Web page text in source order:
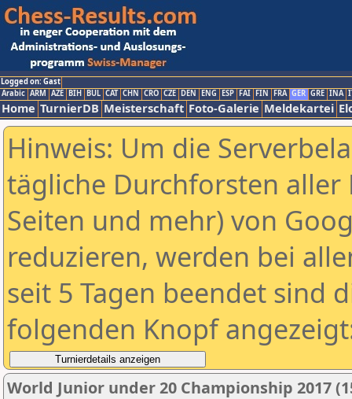
Logged on: Gast
Arabic ARM AZE BIH BUL CAT CHN CRO CZE DEN ENG ESP FAI FIN FRA GER GRE INA
Home TurnierDB Meisterschaft Foto-Galerie Meldekartei
Hinweis: Um die
tägliche Durchforsten aller
Seiten und mehr) von
reduzieren, werden bei
seit 5 Tagen beendet sind
folgenden Knopf
World Junior under 20 Championship 2017